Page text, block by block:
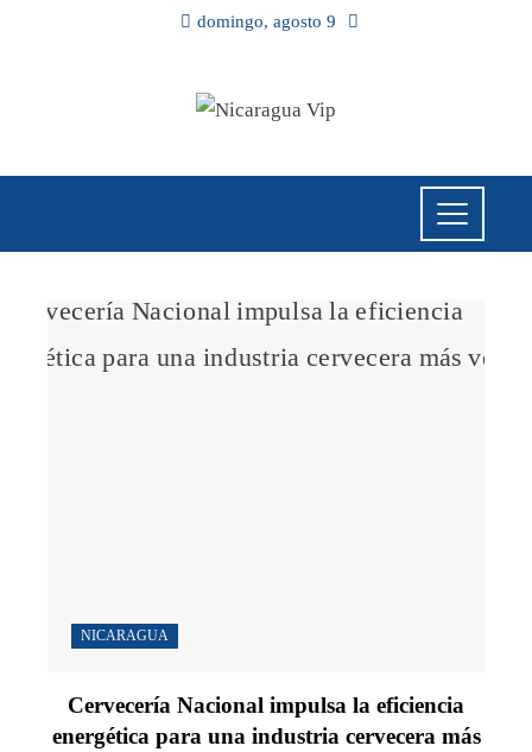
domingo, agosto 9
NICARAGUA
Cervecería Nacional impulsa la eficiencia
energética para una industria cervecera más